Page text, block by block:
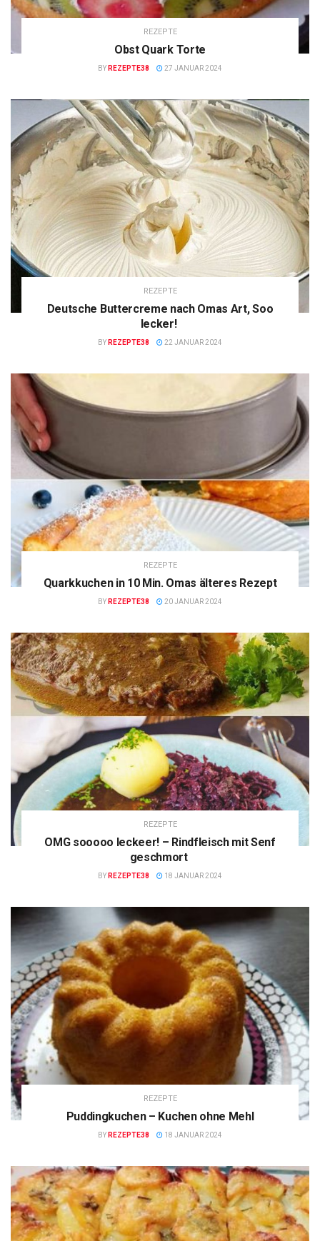
REZEPTE
Obst Quark Torte
BY REZEPTE38 27 JANUAR 2024
REZEPTE
Deutsche Buttercreme nach Omas Art, Soo
lecker!
BY REZEPTE38 22 JANUAR 2024
REZEPTE
Quarkkuchen in 10 Min. Omas älteres Rezept
BY REZEPTE38 20 JANUAR 2024
REZEPTE
OMG sooooo leckeer! – Rindfleisch mit Senf
geschmort
BY REZEPTE38 18 JANUAR 2024
REZEPTE
Puddingkuchen – Kuchen ohne Mehl
BY REZEPTE38 18 JANUAR 2024